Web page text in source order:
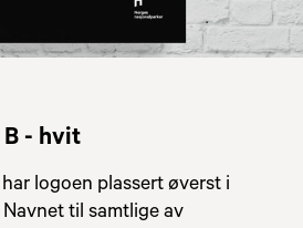
- hvit
logoen plassert øverst i
til samtlige av